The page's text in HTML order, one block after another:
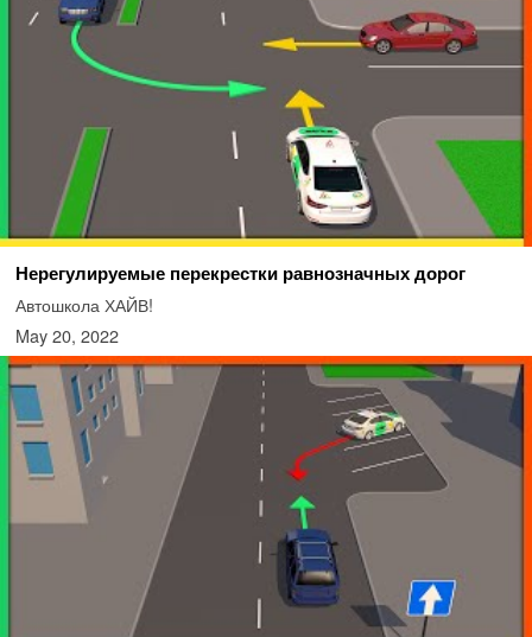
Нерегулируемые перекрестки равнозначных дорог
Автошкола ХАЙВ!
May 20, 2022